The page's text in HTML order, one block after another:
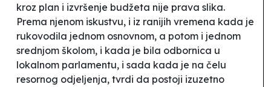
kroz plan i izvršenje budžeta nije prava slika.
Prema njenom iskustvu, i iz ranijih vremena kada je
rukovodila jednom osnovnom, a potom i jednom
srednjom školom, i kada je bila odbornica u
lokalnom parlamentu, i sada kada je na čelu
resornog odjeljenja, tvrdi da postoji izuzetno